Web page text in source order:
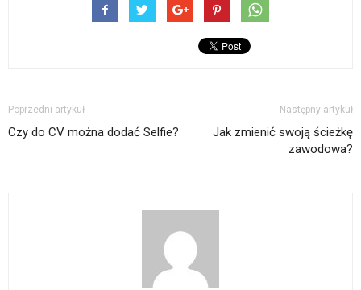
Poprzedni artykuł
Czy do CV można dodać Selfie?
Następny artykuł
Jak zmienić swoją ścieżkę
zawodowa?